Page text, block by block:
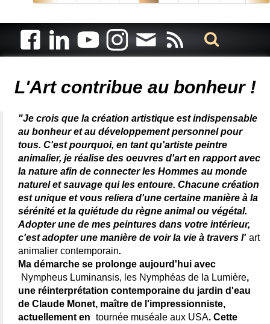
L'Art contribue au bonheur !
"Je crois que la création artistique est indispensable
au bonheur et au développement personnel pour
tous. C'est pourquoi, en tant qu'artiste peintre
animalier, je réalise des oeuvres d'art en rapport avec
la nature afin de connecter les Hommes au monde
naturel et sauvage qui les entoure. Chacune création
est unique et vous reliera d'une certaine manière à la
sérénité et la quiétude du règne animal ou végétal.
Adopter une de mes peintures dans votre intérieur,
c'est adopter une manière de voir la vie à travers l' art
animalier contemporain.
Ma démarche se prolonge aujourd'hui avec
Nympheus Luminansis, les Nymphéas de la Lumière,
une réinterprétation contemporaine du jardin d'eau
de Claude Monet, maître de l'impressionniste,
actuellement en tournée muséale aux USA. Cette